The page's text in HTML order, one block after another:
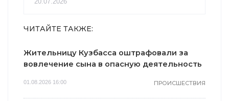
ЧИТАЙТЕ ТАКЖЕ:
Жительницу Кузбасса оштрафовали за
вовлечение сына в опасную деятельность
01.08.2026 16:00 ПРОИСШЕСТВИЯ